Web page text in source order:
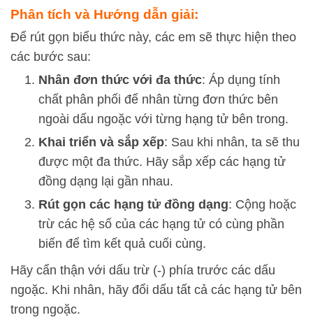
Phân tích và Hướng dẫn giải:
Để rút gọn biểu thức này, các em sẽ thực hiện theo
các bước sau:
Nhân đơn thức với đa thức: Áp dụng tính
chất phân phối để nhân từng đơn thức bên
ngoài dấu ngoặc với từng hạng tử bên trong.
Khai triển và sắp xếp: Sau khi nhân, ta sẽ thu
được một đa thức. Hãy sắp xếp các hạng tử
đồng dạng lại gần nhau.
Rút gọn các hạng tử đồng dạng: Cộng hoặc
trừ các hệ số của các hạng tử có cùng phần
biến để tìm kết quả cuối cùng.
Hãy cẩn thận với dấu trừ (-) phía trước các dấu
ngoặc. Khi nhân, hãy đổi dấu tất cả các hạng tử bên
trong ngoặc.